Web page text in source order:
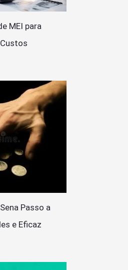
MEI para
Passo a
e Eficaz